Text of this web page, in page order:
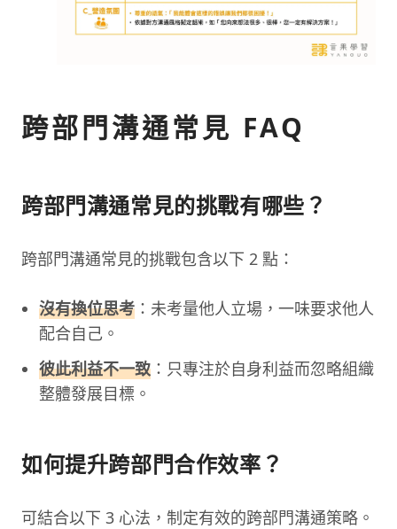
跨部門溝通常見 FAQ
跨部門溝通常見的挑戰有哪些？
跨部門溝通常見的挑戰包含以下 2 點：
沒有換位思考 ：未考量他人立場，一味要求他人
配合自己。
彼此利益不一致 ：只專注於自身利益而忽略組織
整體發展目標。
如何提升跨部門合作效率？
可結合以下 3 心法，制定有效的跨部門溝通策略。